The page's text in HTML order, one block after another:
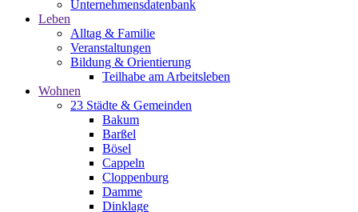
Unternehmensdatenbank
Leben
Alltag & Familie
Veranstaltungen
Bildung & Orientierung
Teilhabe am Arbeitsleben
Wohnen
23 Städte & Gemeinden
Bakum
Barßel
Bösel
Cappeln
Cloppenburg
Damme
Dinklage